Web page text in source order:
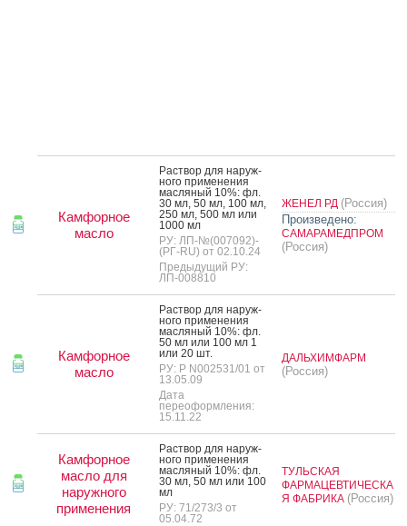
Камфорное
масло
Рас­твор для на­руж­
но­го при­мене­ния
мас­ля­ный 10%: фл.
30 мл, 50 мл, 100 мл,
250 мл, 500 мл или
1000 мл
РУ: ЛП-№(007092)-
(РГ-RU) от 02.10.24
Предыдущий РУ:
ЛП-008810
ЖЕНЕЛ РД (Россия)
Произведено:
САМАРАМЕДПРОМ
(Россия)
Камфорное
масло
Рас­твор для на­руж­
но­го при­мене­ния
мас­ля­ный 10%: фл.
50 мл или 100 мл 1
или 20 шт.
РУ: Р N002531/01 от
13.05.09
Дата
переоформления:
15.11.22
ДАЛЬХИМФАРМ
(Россия)
Камфорное
масло для
наружного
применения
Рас­твор для на­руж­
но­го при­мене­ния
мас­ля­ный 10%: фл.
30 мл, 50 мл или 100
мл
РУ: 71/273/3 от
05.04.72
ТУЛЬСКАЯ
ФАРМАЦЕВТИЧЕСКА
Я ФАБРИКА (Россия)